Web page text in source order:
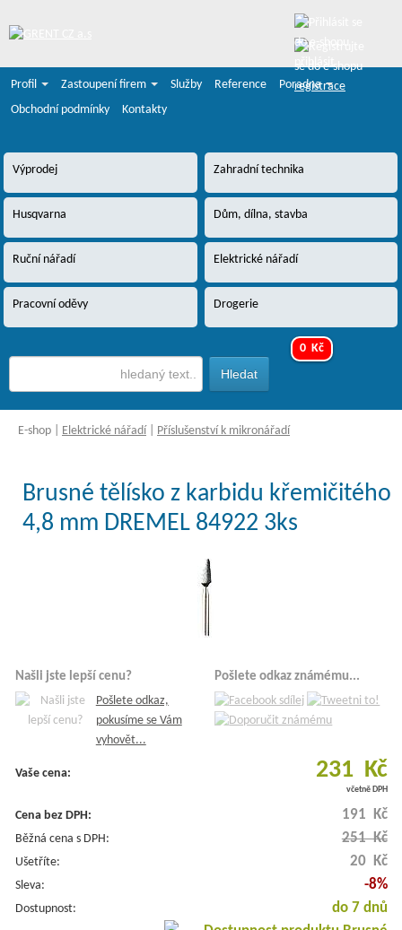
registrace
Profil
Zastoupení firem Služby Reference
Poradna
Obchodní podmínky
Kontakty
Výprodej Zahradní technika
Husqvarna Dům, dílna, stavba
Ruční nářadí Elektrické nářadí
Pracovní oděvy Drogerie
0 Kč
E-shop Elektrické nářadí Příslušenství k mikronářadí
Brusné tělísko z karbidu křemičitého
4,8 mm DREMEL 84922 3ks
Našli jste lepší cenu?
Pošlete odkaz,
pokusíme se Vám
vyhovět...
Pošlete odkaz známému...
Vaše cena: 231 Kč
včetně DPH
Cena bez DPH: 191 Kč
Běžná cena s DPH: 251 Kč
Ušetříte: 20 Kč
Sleva: -8%
Dostupnost: do 7 dnů